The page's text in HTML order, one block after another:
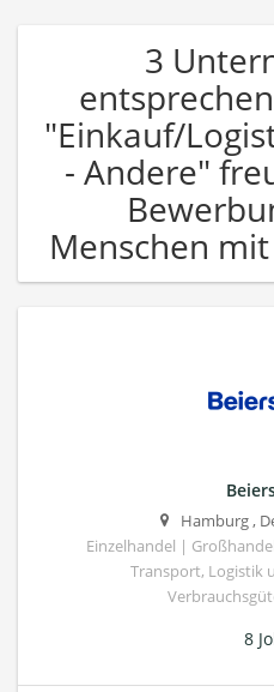
3
"Einkauf/
- Andere"
Menschen
Hamburg,
Einzelhandel |
Transport, Logistik
8